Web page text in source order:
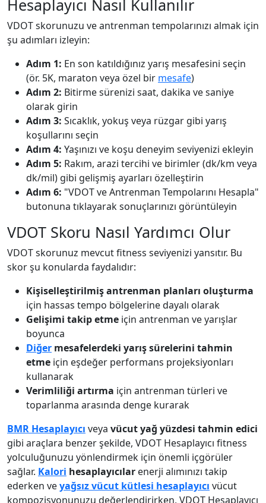
Hesaplayıcı Nasıl Kullanılır
VDOT skorunuzu ve antrenman tempolarınızı almak için
şu adımları izleyin:
Adım 1: En son katıldığınız yarış mesafesini seçin
(ör. 5K, maraton veya özel bir mesafe)
Adım 2: Bitirme sürenizi saat, dakika ve saniye
olarak girin
Adım 3: Sıcaklık, yokuş veya rüzgar gibi yarış
koşullarını seçin
Adım 4: Yaşınızı ve koşu deneyim seviyenizi ekleyin
Adım 5: Rakım, arazi tercihi ve birimler (dk/km veya
dk/mil) gibi gelişmiş ayarları özelleştirin
Adım 6: "VDOT ve Antrenman Tempolarını Hesapla"
butonuna tıklayarak sonuçlarınızı görüntüleyin
VDOT Skoru Nasıl Yardımcı Olur
VDOT skorunuz mevcut fitness seviyenizi yansıtır. Bu
skor şu konularda faydalıdır:
Kişiselleştirilmiş antrenman planları oluşturma
için hassas tempo bölgelerine dayalı olarak
Gelişimi takip etme için antrenman ve yarışlar
boyunca
Diğer mesafelerdeki yarış sürelerini tahmin
etme için eşdeğer performans projeksiyonları
kullanarak
Verimliliği artırma için antrenman türleri ve
toparlanma arasında denge kurarak
BMR Hesaplayıcı veya vücut yağ yüzdesi tahmin edici
gibi araçlara benzer şekilde, VDOT Hesaplayıcı fitness
yolculuğunuzu yönlendirmek için önemli içgörüler
sağlar. Kalori hesaplayıcılar enerji alımınızı takip
ederken veyağsız vücut kütlesi hesaplayıcı vücut
kompozisyonunuzu değerlendirirken, VDOT Hesaplayıcı